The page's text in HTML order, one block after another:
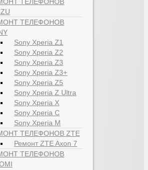
ТЕЛЕФОНОВ
Sony Xperia Z1
Sony Xperia Z2
Sony Xperia Z3
Sony Xperia Z3+
Sony Xperia Z5
Sony Xperia Z Ultra
Sony Xperia X
Sony Xperia C
Sony Xperia M
ТЕЛЕФОНОВ ZTE
Ремонт ZTE Axon 7
ТЕЛЕФОНОВ